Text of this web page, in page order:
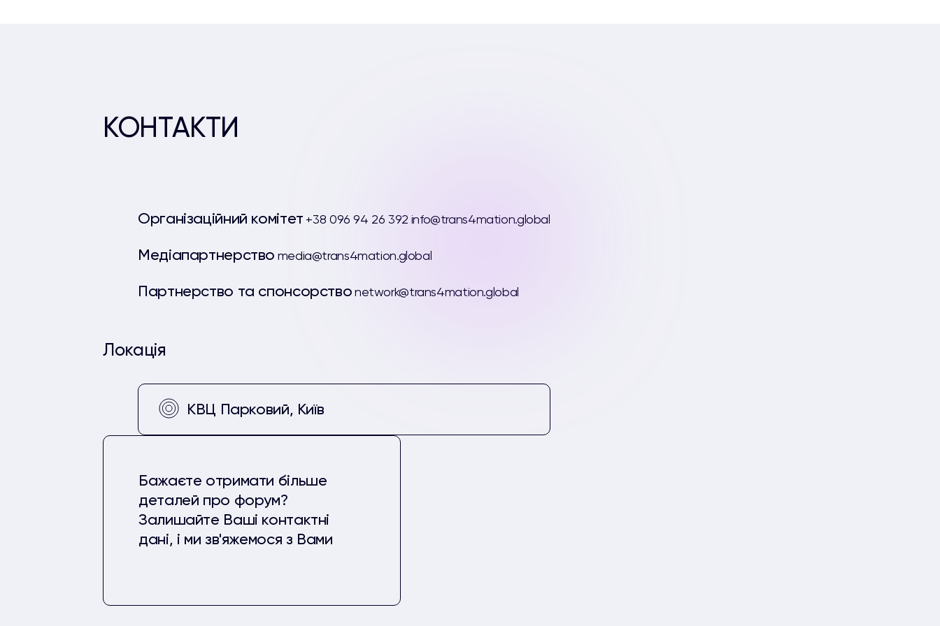
КОНТАКТИ
Організаційний комітет +38 096 94 26 392 info@trans4mation.global
Медіапартнерство media@trans4mation.global
Партнерство та спонсорствоnetwork@trans4mation.global
Локація
КВЦ Парковий, Київ
Бажаєте отримати більше
деталей про форум?
Залишайте Ваші контактні
дані, і ми зв'яжемося з Вами